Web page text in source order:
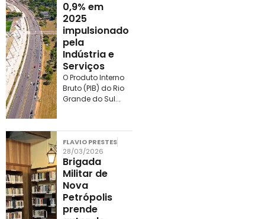
0,9% em
2025
impulsionado
pela
Indústria e
Serviços
O Produto Interno
Bruto (PIB) do Rio
Grande do Sul...
FLAVIO PRESTES
28/03/2026
Brigada
Militar de
Nova
Petrópolis
prende